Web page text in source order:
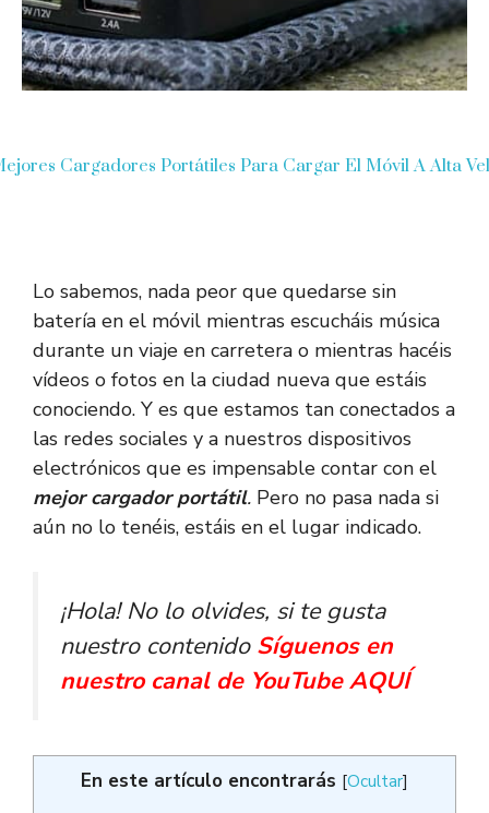
Cargadores Portátiles Para Cargar El Móvil A Alta
Lo sabemos, nada peor que quedarse sin
batería en el móvil mientras escucháis música
durante un viaje en carretera o mientras hacéis
vídeos o fotos en la ciudad nueva que estáis
conociendo. Y es que estamos tan conectados a
las redes sociales y a nuestros dispositivos
electrónicos que es impensable contar con el
mejor cargador portátil. Pero no pasa nada si
aún no lo tenéis, estáis en el lugar indicado.
¡Hola! No lo olvides, si te gusta
nuestro contenido Síguenos en
nuestro canal de YouTube AQUÍ
En este artículo encontrarás [Ocultar]